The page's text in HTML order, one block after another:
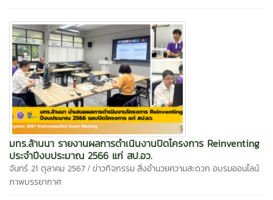
มทร.ล้านนา รายงานผลการดำเนินงานปิดโครงการ Reinventing
ประจำปีงบประมาณ 2566 แก่ สป.อว.
จันทร์ 21 ตุลาคม 2567 / ข่าวกิจกรรมสิ่งอำนวยความสะดวก อบรมออนไลน์
ภาพบรรยากาศ